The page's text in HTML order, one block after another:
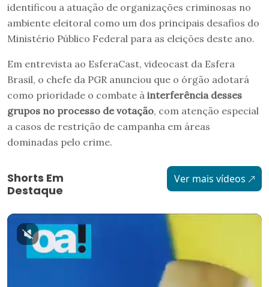
identificou a atuação de organizações criminosas no
ambiente eleitoral como um dos principais desafios do
Ministério Público Federal para as eleições deste ano.
Em entrevista ao EsferaCast, videocast da Esfera
Brasil, o chefe da PGR anunciou que o órgão adotará
como prioridade o combate à interferência desses
grupos no processo de votação, com atenção especial
a casos de restrição de campanha em áreas
dominadas pelo crime.
Shorts Em
Destaque
Ver mais vídeos